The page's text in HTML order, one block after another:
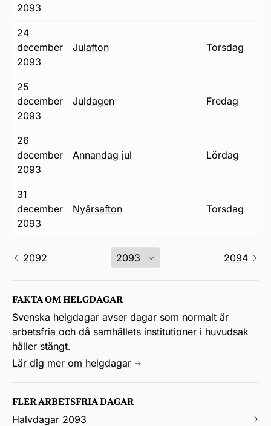
2093
24
december
2093
julafton torsdag
25
december
2093
juldagen fredag
26
december
2093
annandag jul lördag
31
december
2093
nyårsafton torsdag
2092 2094
FAKTA OM HELGDAGAR
Svenska helgdagar avser dagar som normalt är
arbetsfria och då samhällets institutioner i huvudsak
håller stängt.
Lär dig mer om helgdagar
FLER ARBETSFRIA DAGAR
Halvdagar 2093